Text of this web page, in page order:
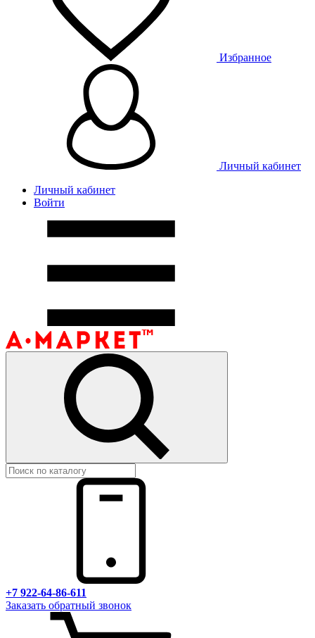
Избранное
Личный кабинет
Личный кабинет
Войти
+7 922-64-86-611
Заказать обратный звонок